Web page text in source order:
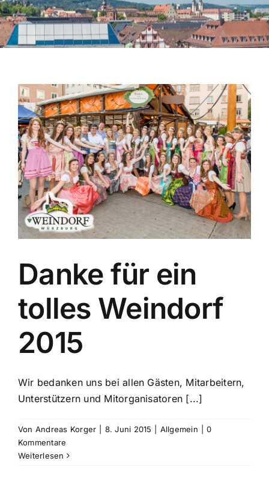
Danke für ein
tolles Weindorf
2015
Wir bedanken uns bei allen Gästen, Mitarbeitern,
Unterstützern und Mitorganisatoren [...]
Von Andreas Korger 8. Juni 2015 Allgemein
0
Kommentare
Weiterlesen